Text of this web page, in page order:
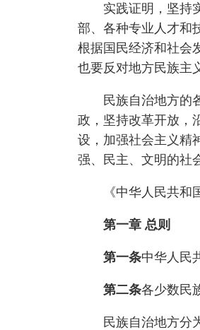
实践证明，坚持实
部、各种专业人才和
根据国民经济和社会
也要反对地方民族主
民族自治地方的各
政，坚持改革开放，
设，加强社会主义精
强、民主、文明的社
《中华人民共和国
第一章 总则
第一条中华人民
第二条各少数民
民族自治地方分为